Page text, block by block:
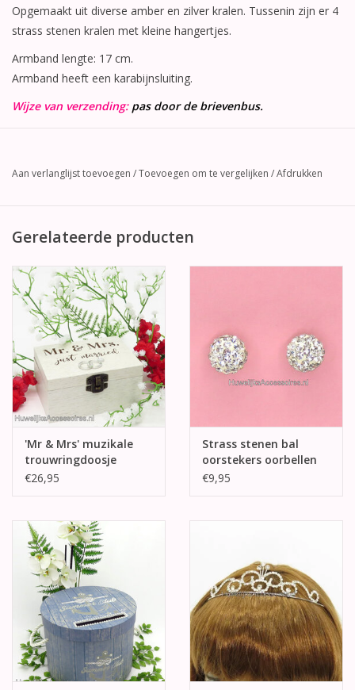
Opgemaakt uit diverse amber en zilver kralen. Tussenin zijn er 4
strass stenen kralen met kleine hangertjes.
Armband lengte: 17 cm.
Armband heeft een karabijnsluiting.
Wijze van verzending: pas door de brievenbus.
Aan verlanglijst toevoegen /Toevoegen om te vergelijken /Afdrukken
Gerelateerde producten
'Mr & Mrs' muzikale
trouwringdoosje
€26,95
Strass stenen bal
oorstekers oorbellen
€9,95